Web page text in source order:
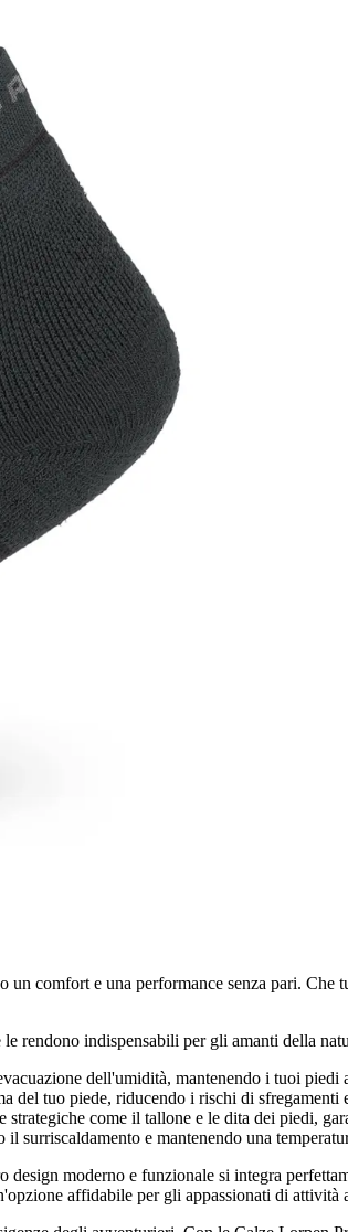
comfort e una performance senza pari. Che
rendono indispensabili per gli amanti della
dell'umidità, mantenendo i tuoi piedi
del tuo piede, riducendo i rischi di
come il tallone e le dita dei piedi,
surriscaldamento e mantenendo una
moderno e funzionale si integra
affidabile per gli appassionati di attività